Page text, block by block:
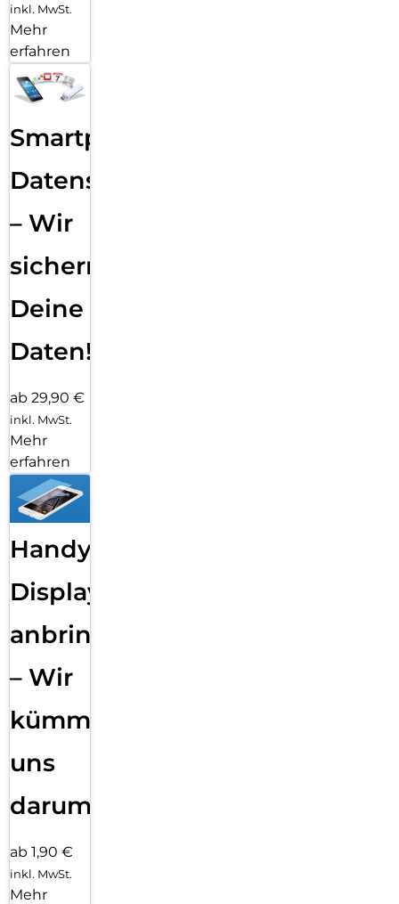
inkl. MwSt.
Mehr
erfahren
Smartphone
Datensicherung
– Wir
sichern
Deine
Daten!
ab 29,90 €
inkl. MwSt.
Mehr
erfahren
Handy
Displayfolie
anbringen
– Wir
kümmern
uns
darum!
ab 1,90 €
inkl. MwSt.
Mehr